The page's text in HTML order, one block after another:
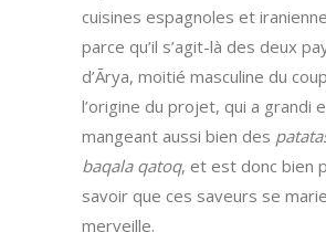
cuisines espagnoles et
parce qu’il s’agit-là des deux
d’Ārya, moitié masculine du
l’origine du projet, qui a grandi
mangeant aussi bien des
baqala qatoq, et est donc bien
savoir que ces saveurs se
merveille.